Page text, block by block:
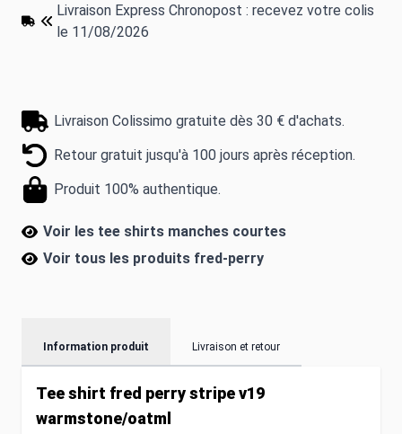
Livraison Express Chronopost : recevez votre colis
le 11/08/2026
Livraison Colissimo gratuite dès 30 € d'achats.
Retour gratuit jusqu'à 100 jours après réception.
Produit 100% authentique.
Voir les tee shirts manches courtes
Voir tous les produits fred-perry
Information produit Livraison et retour
Tee shirt fred perry stripe v19
warmstone/oatml